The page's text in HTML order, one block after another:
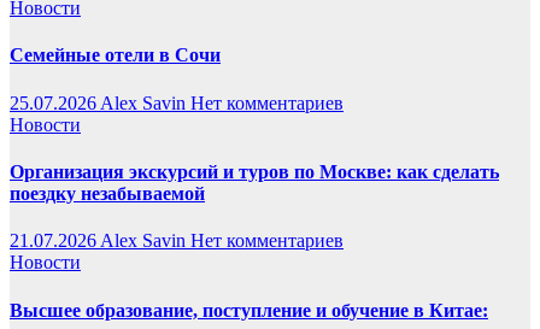
Новости
Семейные отели в Сочи
25.07.2026 Alex Savin Нет комментариев
Новости
Организация экскурсий и туров по Москве: как сделать
поездку незабываемой
21.07.2026 Alex Savin Нет комментариев
Новости
Высшее образование, поступление и обучение в Китае: